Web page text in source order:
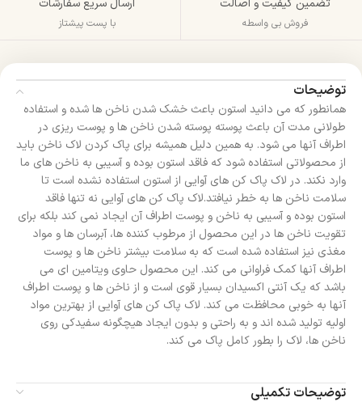
فروش بی واسطه با پست پیشتاز
توضیحات
همانطور که می دانید استون باعث خشک شدن ناخن ها شده و استفاده
طولانی مدت آن باعث پوسته پوسته شدن ناخن ها و پوست ریزی در
اطراف آنها می شود. به همین دلیل همیشه برای پاک کردن لاک ناخن باید
از محصولاتی استفاده شود که فاقد استون بوده و آسیبی به ناخن های ما
وارد نکند. در لاک پاک کن های آوایی از استون استفاده نشده است تا
سلامت ناخن ها به خطر نیافتد.لاک پاک کن های آوایی نه تنها فاقد
استون بوده و آسیبی به ناخن و پوست اطراف آن ایجاد نمی کند بلکه برای
تقویت ناخن ها در این محصول از مرطوب کننده ها، آبرسان ها و مواد
مغذی نیز استفاده شده است که به سلامت بیشتر ناخن ها و پوست
اطراف آنها کمک فراوانی می کند. این محصول حاوی ویتامین ای می
باشد که یک آنتی اکسیدان بسیار قوی است و از ناخن ها و پوست اطراف
آنها به خوبی محافظت می کند. لاک پاک کن های آوایی از بهترین مواد
اولیه تولید شده اند و به راحتی و بدون ایجاد هیچگونه سفیدکی روی
ناخن ها، لاک را بطور کامل پاک می کند.
توضیحات تکمیلی